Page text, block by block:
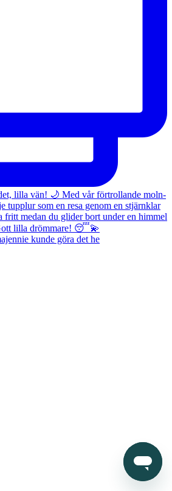
kunde göra det he